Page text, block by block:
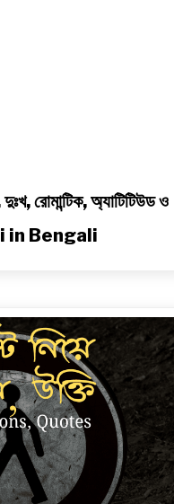
দুঃখ, রোমান্টিক, অ্যাটিটিউড ও
in Bengali